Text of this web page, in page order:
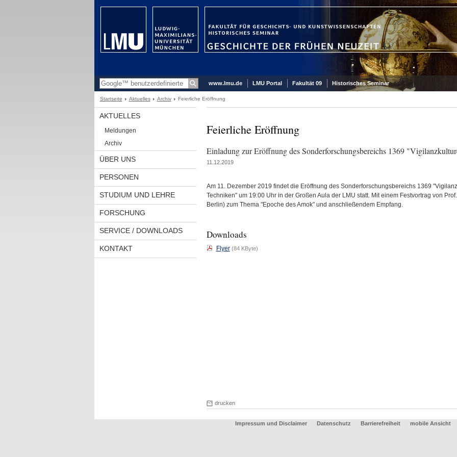
www.lmu.de LMU Portal Fakultät 09 Historisches Seminar
Startseite Aktuelles Archiv Feierliche Eröffnung
AKTUELLES
Meldungen
Archiv
ÜBER UNS
PERSONEN
STUDIUM UND LEHRE
FORSCHUNG
SERVICE / DOWNLOADS
KONTAKT
Feierliche Eröffnung
Einladung zur Eröffnung des Sonderforschungsbereichs 1369
11.12.2019
Am 11. Dezember 2019 findet die Eröffnung des Sonderforschungsbereichs 1369
Techniken" um 19:00 Uhr in der Großen Aula der LMU statt. Mit einem Festvortrag von
Berlin) zum Thema "Epoche des Amok" und anschließendem Empfang.
Downloads
Flyer (84 KByte)
drucken
Impressum und Disclaimer Datenschutz Barrierefreiheit mobile Ansicht